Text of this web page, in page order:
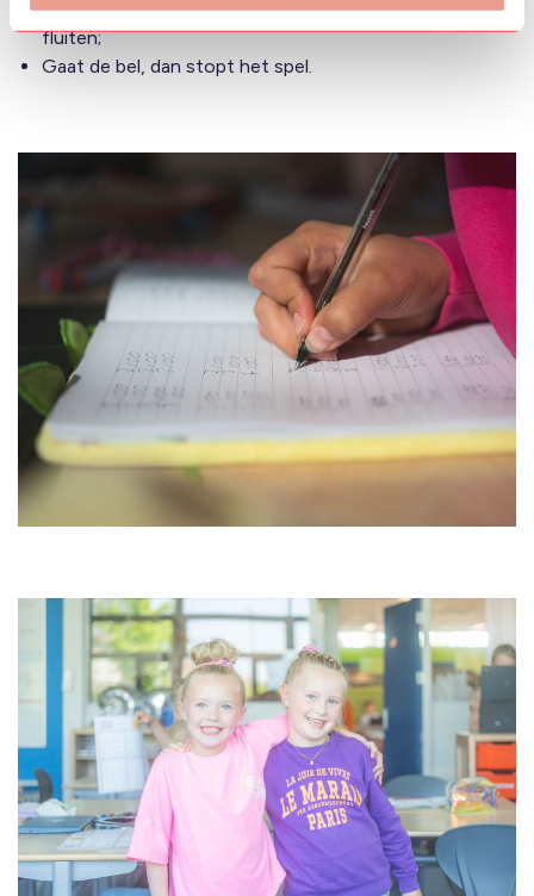
Rennen doen we buiten, daar waar de vogeltjes
fluiten;
Gaat de bel, dan stopt het spel.